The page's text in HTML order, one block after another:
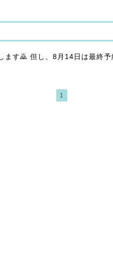
ます🙇 但し、8月14日は最終
1